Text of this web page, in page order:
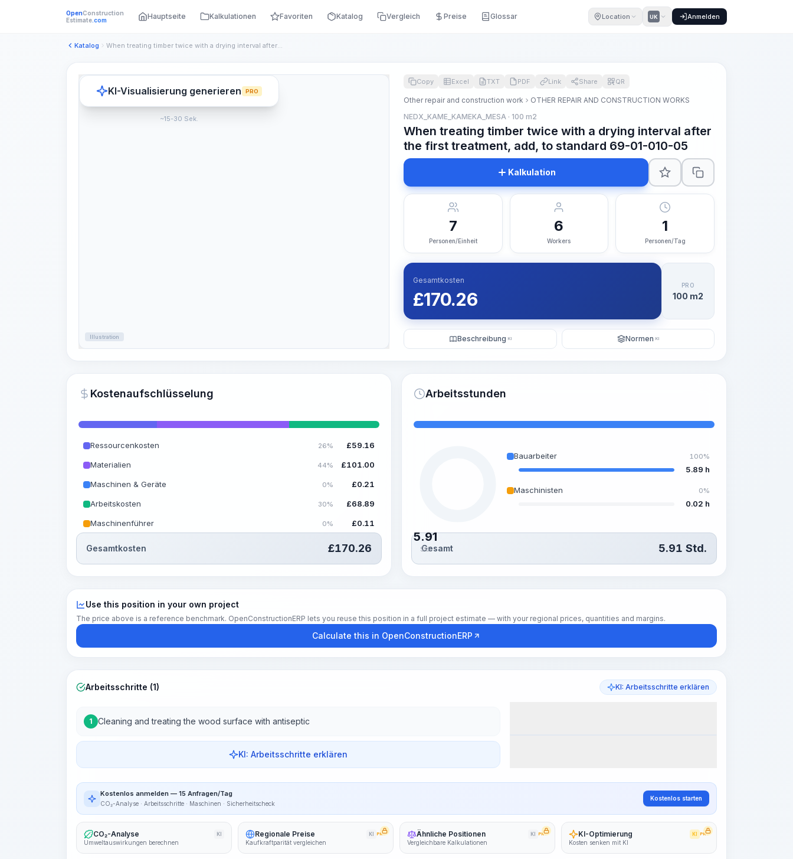
OpenConstruction
Estimate.com Hauptseite Kalkulationen Favoriten Katalog Vergleich Preise Glossar Location UK Anmelden
Katalog When treating timber twice with a drying interval after the ...
Illustration
KI-Visualisierung generieren PRO
~15-30 Sek.
Copy Excel TXT PDF Link Share QR
Other repair and construction work
OTHER REPAIR AND CONSTRUCTION WORKS
NEDX_KAME_KAMEKA_MESA · 100 m2
When treating timber twice with a drying interval after
the first treatment, add, to standard 69-01-010-05
Kalkulation
7
Personen/Einheit
6
Workers
1
Personen/Tag
Gesamtkosten
£170.26
PRO
100 m2
Beschreibung KI Normen KI
Kostenaufschlüsselung
Ressourcenkosten 26% £59.16
Materialien 44% £101.00
Maschinen & Geräte 0% £0.21
Arbeitskosten 30% £68.89
Maschinenführer 0% £0.11
Gesamtkosten £170.26
Arbeitsstunden
5.91
Std.
Bauarbeiter 100%
5.89 h
Maschinisten 0%
0.02 h
Gesamt 5.91 Std.
Use this position in your own project
The price above is a reference benchmark. OpenConstructionERP lets you reuse this position in a full project estimate — with your regional prices, quantities and margins.
Calculate this in OpenConstructionERP
Arbeitsschritte (1) KI: Arbeitsschritte erklären
1 Cleaning and treating the wood surface with antiseptic
KI: Arbeitsschritte erklären
Kostenlos anmelden — 15 Anfragen/Tag
CO₂-Analyse · Arbeitsschritte · Maschinen · Sicherheitscheck
Kostenlos starten
CO₂-Analyse KI
Umweltauswirkungen berechnen
Regionale Preise KI PRO
Kaufkraftparität vergleichen
Ähnliche Positionen KI PRO
Vergleichbare Kalkulationen
KI-Optimierung KI PRO
Kosten senken mit KI